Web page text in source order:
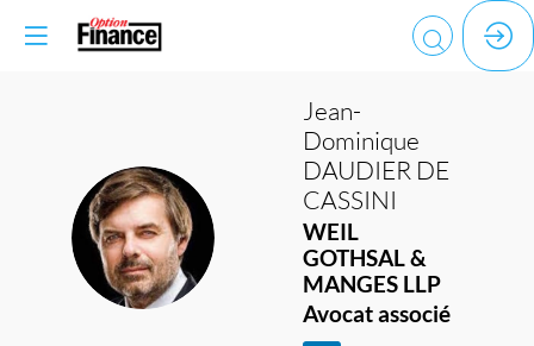
JDDC
Jean-
Dominique
DAUDIER DE
CASSINI
WEIL
GOTHSAL &
MANGES LLP
Avocat associé